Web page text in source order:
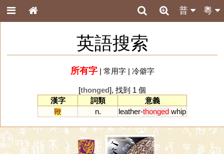
粵
普
英語搜索
所有字| 常用字| 冷僻字
[thonged], 找到 1 個
漢字
詞類
意義
鞭
n. leather-thonged whip